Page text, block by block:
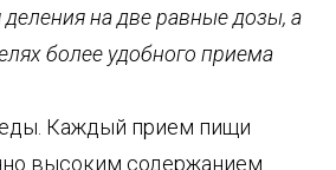
деления на две равные дозы, а
более удобного приема
Каждый прием пищи
высоким содержанием